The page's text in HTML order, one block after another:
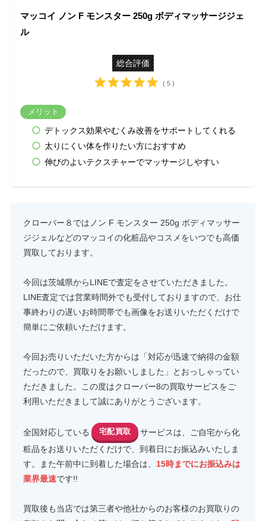
マッコイ ノン F モンスター 250g ボディマッサージジェ
ル
総合評価
( 5 )
メリット
デトックス効果やむくみ改善をサポートしてくれる
太りにくい体を作りたい方におすすめ
伸びのよいテクスチャーでマッサージしやすい
クローバー８ではノン F モンスター 250g ボディマッサー
ジジェルなどのマッコイの化粧品やコスメをいつでも高価
買取しております。
今回は茨城県からLINEで査定をさせていただきました。
LINE査定では営業時間外でも受付しておりますので、お仕
事終わりの遅いお時間帯でも画像をお送りいただくだけで
簡単にご依頼いただけます。
今回お売りいただいた方からは「対応が迅速で納得の金額
だったので、買取りをお願いしました」とおっしゃってい
ただきました。この度はクローバー8の買取サービスをご
利用いただきまして誠にありがとうございます。
全国対応している 宅配買取
サービスは、ご自宅から化
粧品をお送りいただくだけで、到着日にお振込みいたしま
す。また午前中に到着した場合は、 15時までにお振込みは
業界最速です!!
買取後も当店では第三者や他社からのお客様のお買取りの